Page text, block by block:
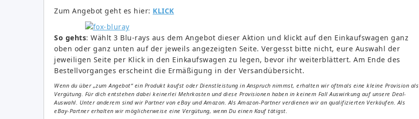
Zum Angebot geht es hier: KLICK
So gehts: Wählt 3 Blu-rays aus dem Angebot dieser Aktion und klickt auf den Einkaufswagen ganz
oben oder ganz unten auf der jeweils angezeigten Seite. Vergesst bitte nicht, eure Auswahl der
jeweiligen Seite per Klick in den Einkaufswagen zu legen, bevor ihr weiterblättert. Am Ende des
Bestellvorganges erscheint die Ermäßigung in der Versandübersicht.
Wenn du über „zum Angebot“ ein Produkt kaufst oder Dienstleistung in Anspruch nimmst, erhalten wir oftmals eine kleine Provision als
Vergütung. Für dich entstehen dabei keinerlei Mehrkosten und diese Provisionen haben in keinem Fall Auswirkung auf unsere Deal-
Auswahl. Unter anderem sind wir Partner von eBay und Amazon. Als Amazon-Partner verdienen wir an qualifizierten Verkäufen. Als
eBay-Partner erhalten wir möglicherweise eine Vergütung, wenn Du einen Kauf tätigst.